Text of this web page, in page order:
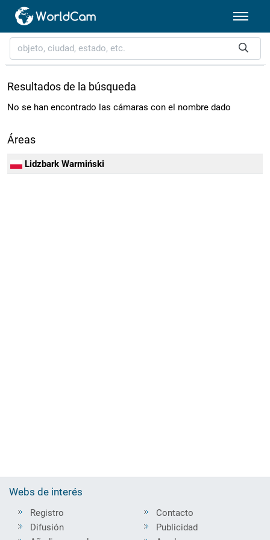
Resultados de la búsqueda
No se han encontrado las cámaras con el nombre dado
Áreas
Lidzbark Warmiński
Webs de interés
Registro
Difusión
Contacto
Publicidad